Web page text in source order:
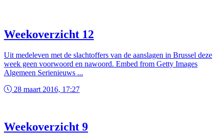
Weekoverzicht 12
Uit medeleven met de slachtoffers van de aanslagen in Brussel deze
week geen voorwoord en nawoord. Embed from Getty Images
Algemeen Serienieuws ...
28 maart 2016, 17:27
Weekoverzicht 9